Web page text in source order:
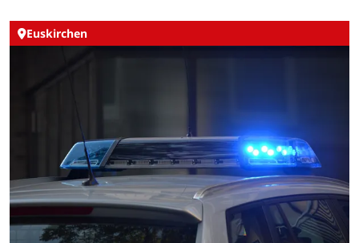
Euskirchen